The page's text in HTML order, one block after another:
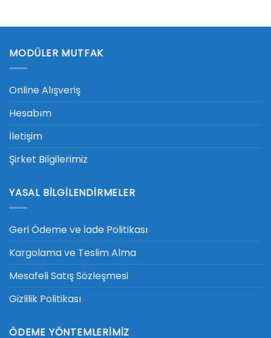
MODÜLER MUTFAK
Online Alışveriş
Hesabım
İletişim
Şirket Bilgilerimiz
YASAL BILGILENDIRMELER
Geri Ödeme ve İade Politikası
Kargolama ve Teslim Alma
Mesafeli Satış Sözleşmesi
Gizlilik Politikası
ÖDEME YÖNTEMLERIMIZ